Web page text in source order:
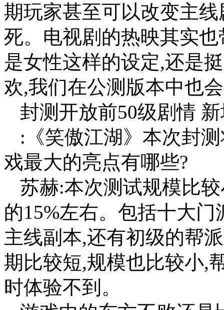
期玩家甚至可以改变主
死。电视剧的热映其实
是女性这样的设定,还是
欢,我们在公测版本中也
封测开放前50级剧情
:《笑傲江湖》本次封
戏最大的亮点有哪些?
苏赫:本次测试规模比
的15%左右。包括十大
主线副本,还有初级的帮
期比较短,规模也比较小,
时体验不到。